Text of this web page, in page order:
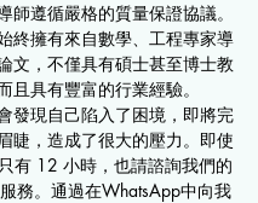
師遵循嚴格的質量保證協議。
終擁有來自數學、工程專家導
文，不僅具有碩士甚至博士教
且具有豐富的行業經驗。
發現自己陷入了困境，即將完
睫，造成了很大的壓力。即使
有 12 小時，也請諮詢我們的
務。通過在WhatsApp中向我